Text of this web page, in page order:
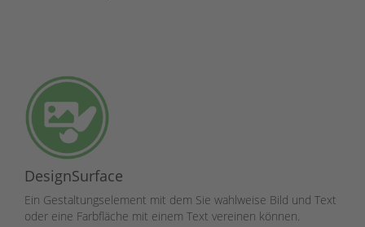
DesignSurface
Ein Gestaltungselement mit dem Sie wahlweise Bild und Text
oder eine Farbfläche mit einem Text vereinen können.